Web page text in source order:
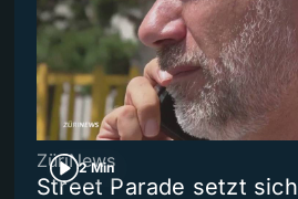
2 Min
ZüriNews
Street Parade setzt